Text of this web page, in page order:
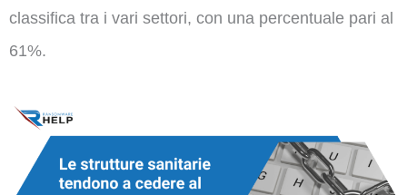
classifica tra i vari settori, con una percentuale pari al
61%.